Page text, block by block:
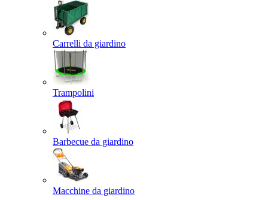
Carrelli da giardino
Trampolini
Barbecue da giardino
Macchine da giardino